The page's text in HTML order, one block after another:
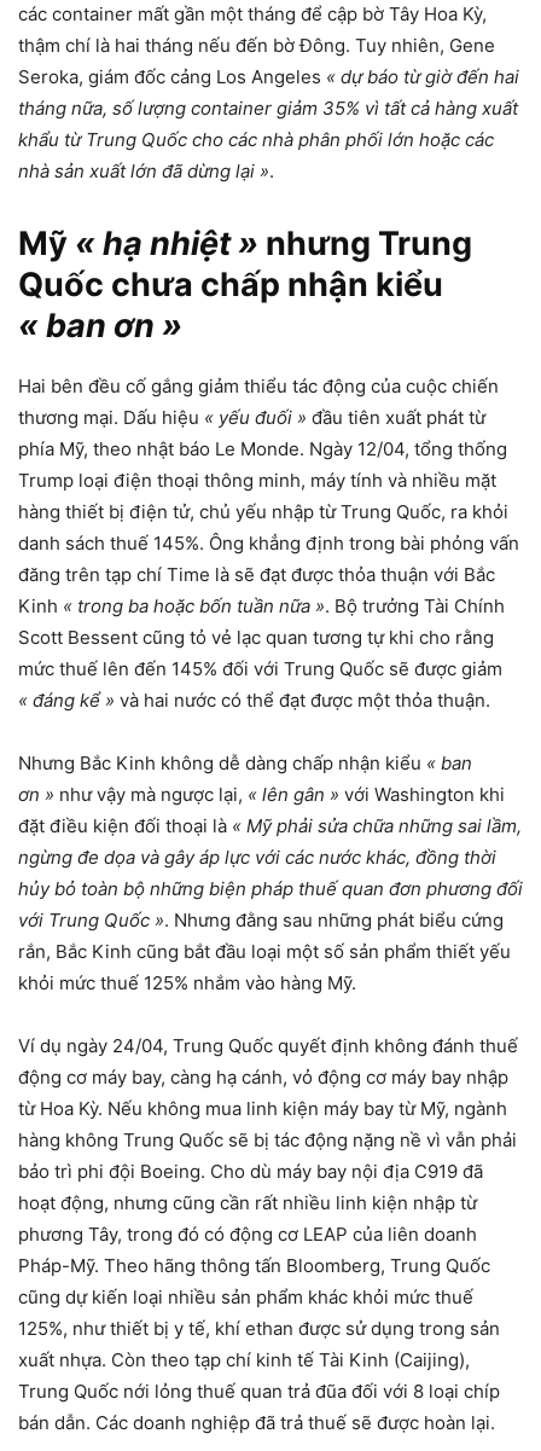
các container mất gần một tháng để cập bờ Tây Hoa Kỳ,
thậm chí là hai tháng nếu đến bờ Đông. Tuy nhiên, Gene
Seroka, giám đốc cảng Los Angeles « dự báo từ giờ đến hai
tháng nữa, số lượng container giảm 35% vì tất cả hàng xuất
khẩu từ Trung Quốc cho các nhà phân phối lớn hoặc các
nhà sản xuất lớn đã dừng lại ».
Mỹ « hạ nhiệt » nhưng Trung
Quốc chưa chấp nhận kiểu
« ban ơn »
Hai bên đều cố gắng giảm thiểu tác động của cuộc chiến
thương mại. Dấu hiệu « yếu đuối » đầu tiên xuất phát từ
phía Mỹ, theo nhật báo Le Monde. Ngày 12/04, tổng thống
Trump loại điện thoại thông minh, máy tính và nhiều mặt
hàng thiết bị điện tử, chủ yếu nhập từ Trung Quốc, ra khỏi
danh sách thuế 145%. Ông khẳng định trong bài phỏng vấn
đăng trên tạp chí Time là sẽ đạt được thỏa thuận với Bắc
Kinh « trong ba hoặc bốn tuần nữa ». Bộ trưởng Tài Chính
Scott Bessent cũng tỏ vẻ lạc quan tương tự khi cho rằng
mức thuế lên đến 145% đối với Trung Quốc sẽ được giảm
« đáng kể » và hai nước có thể đạt được một thỏa thuận.
Nhưng Bắc Kinh không dễ dàng chấp nhận kiểu « ban
ơn » như vậy mà ngược lại, « lên gân » với Washington khi
đặt điều kiện đối thoại là « Mỹ phải sửa chữa những sai lầm,
ngừng đe dọa và gây áp lực với các nước khác, đồng thời
hủy bỏ toàn bộ những biện pháp thuế quan đơn phương đối
với Trung Quốc ». Nhưng đằng sau những phát biểu cứng
rắn, Bắc Kinh cũng bắt đầu loại một số sản phẩm thiết yếu
khỏi mức thuế 125% nhắm vào hàng Mỹ.
Ví dụ ngày 24/04, Trung Quốc quyết định không đánh thuế
động cơ máy bay, càng hạ cánh, vỏ động cơ máy bay nhập
từ Hoa Kỳ. Nếu không mua linh kiện máy bay từ Mỹ, ngành
hàng không Trung Quốc sẽ bị tác động nặng nề vì vẫn phải
bảo trì phi đội Boeing. Cho dù máy bay nội địa C919 đã
hoạt động, nhưng cũng cần rất nhiều linh kiện nhập từ
phương Tây, trong đó có động cơ LEAP của liên doanh
Pháp-Mỹ. Theo hãng thông tấn Bloomberg, Trung Quốc
cũng dự kiến loại nhiều sản phẩm khác khỏi mức thuế
125%, như thiết bị y tế, khí ethan được sử dụng trong sản
xuất nhựa. Còn theo tạp chí kinh tế Tài Kinh (Caijing),
Trung Quốc nới lỏng thuế quan trả đũa đối với 8 loại chíp
bán dẫn. Các doanh nghiệp đã trả thuế sẽ được hoàn lại.